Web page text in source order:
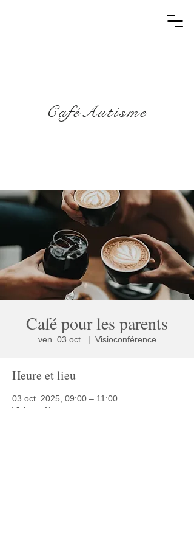
CaféAutisme
Café pour les parents
ven. 03 oct.
  |
Visioconférence
Heure et lieu
03 oct. 2025, 09:00 – 11:00
Visioconférence